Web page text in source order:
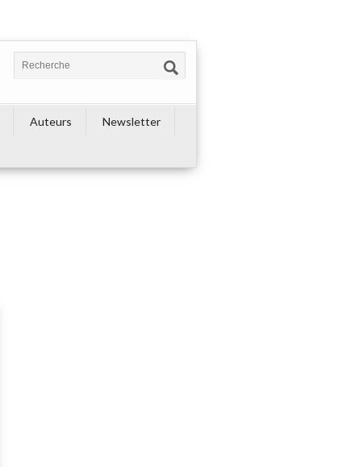
Auteurs
Newsletter